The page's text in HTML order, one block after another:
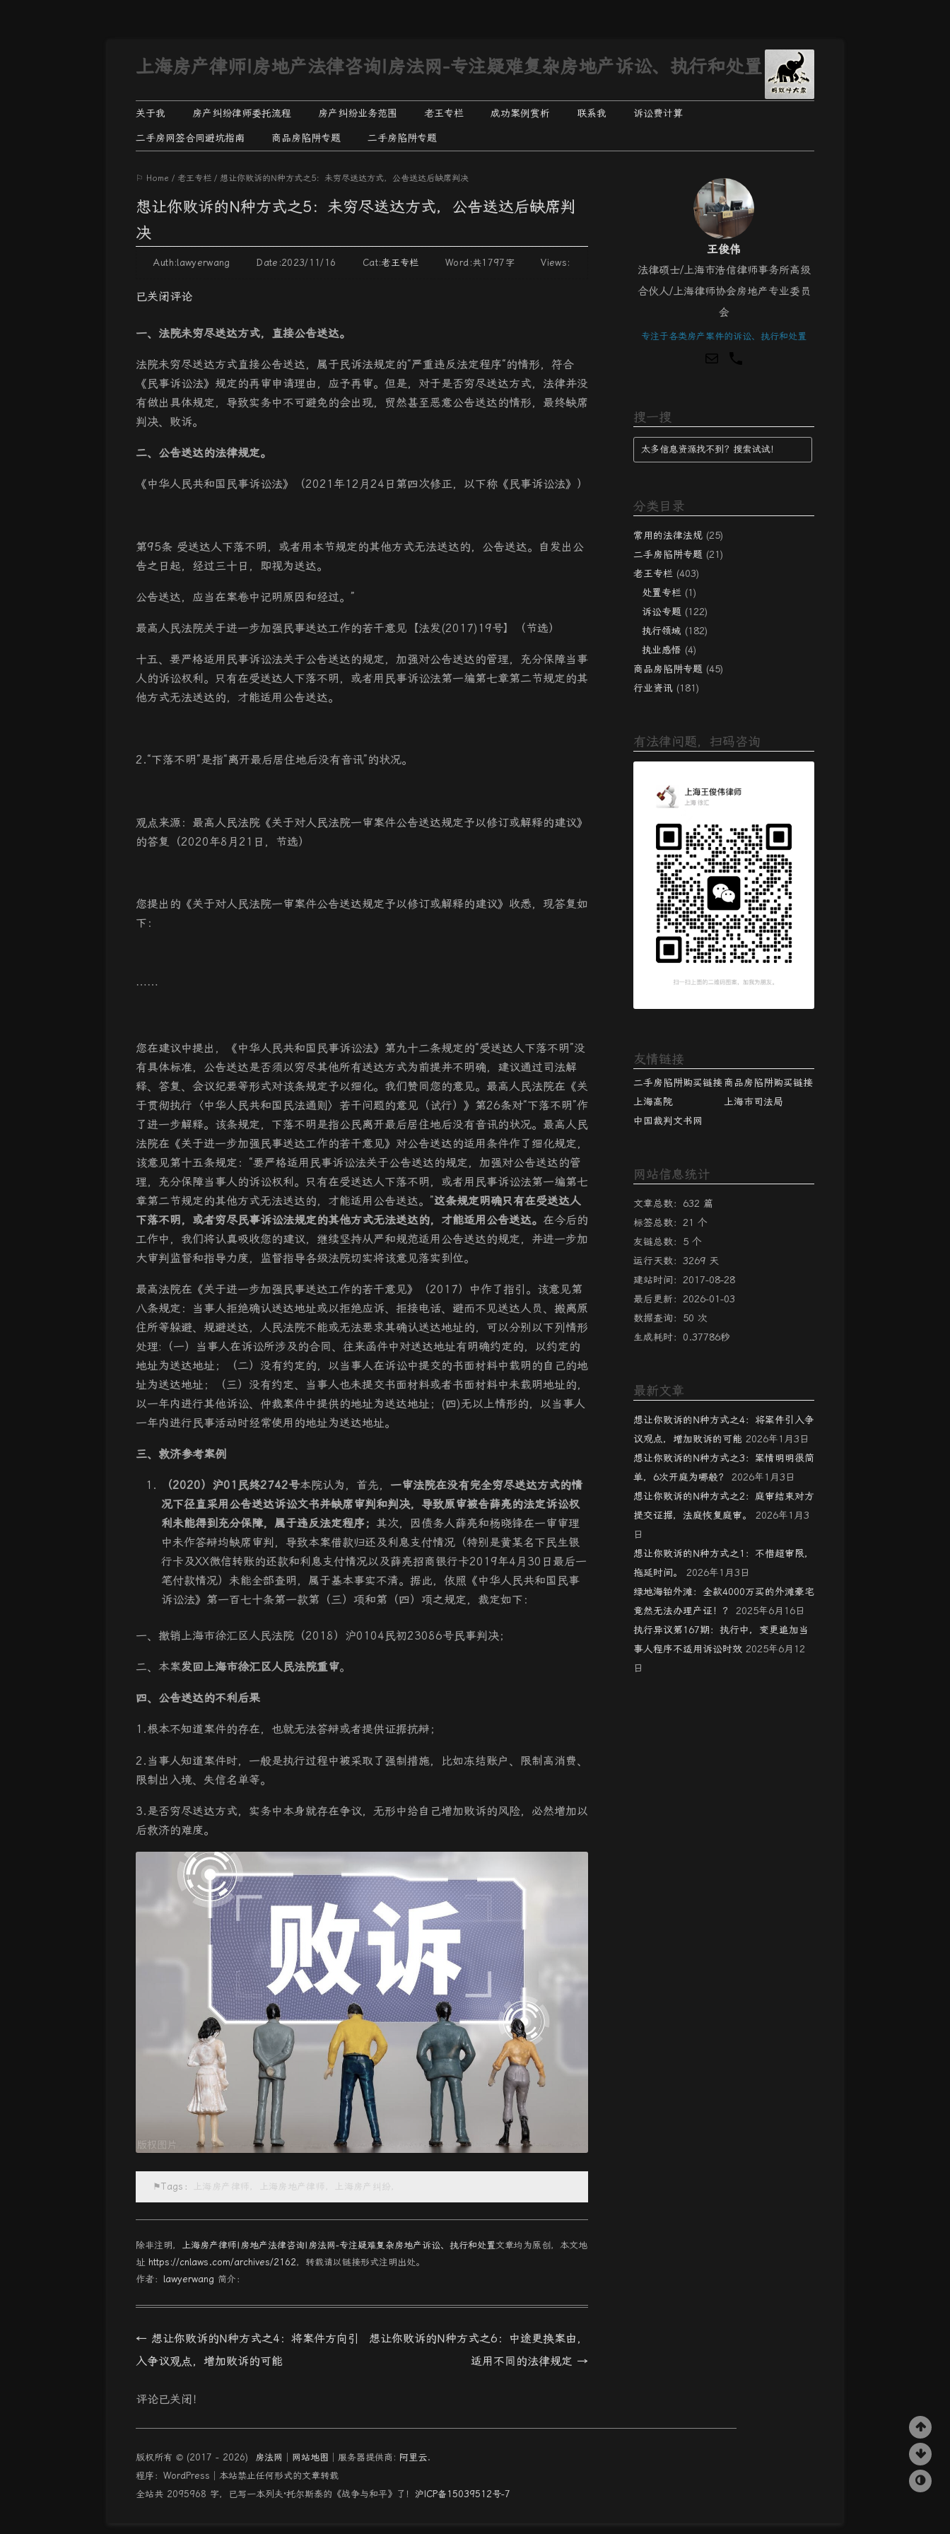
上海房产律师|房地产法律咨询|房法网-专注疑难复杂房地产诉讼、执行和处置
Skip
content
关于我 房产纠纷律师委托流程 房产纠纷业务范围 老王专栏
诉讼专题
成功案例赏析 联系我 诉讼费计算
二手房网签合同避坑指南 商品房陷阱专题 二手房陷阱专题
⚐ Home / 老王专栏 / 想让你败诉的N种方式之5：未穷尽送达方式，公告送达后缺席判决
想让你败诉的N种方式之5：未穷尽送达方式，公告送达后缺席判
决
Auth:lawyerwang Date:2023/11/16 Cat:老王专栏 Word:共1797字Views:
已关闭评论
一、法院未穷尽送达方式，直接公告送达。
法院未穷尽送达方式直接公告送达，属于民诉法规定的“严重违反法定程序“的情形，符合
《民事诉讼法》规定的再审申请理由，应予再审。但是，对于是否穷尽送达方式，法律并没
有做出具体规定，导致实务中不可避免的会出现，贸然甚至恶意公告送达的情形，最终缺席
判决、败诉。
二、公告送达的法律规定。
《中华人民共和国民事诉讼法》（2021年12月24日第四次修正，以下称《民事诉讼法》）
第95条 受送达人下落不明，或者用本节规定的其他方式无法送达的，公告送达。自发出公
告之日起，经过三十日，即视为送达。
公告送达，应当在案卷中记明原因和经过。”
最高人民法院关于进一步加强民事送达工作的若干意见【法发(2017)19号】（节选）
十五、要严格适用民事诉讼法关于公告送达的规定，加强对公告送达的管理，充分保障当事
人的诉讼权利。只有在受送达人下落不明，或者用民事诉讼法第一编第七章第二节规定的其
他方式无法送达的，才能适用公告送达。
2.“下落不明”是指“离开最后居住地后没有音讯”的状况。
观点来源：最高人民法院《关于对人民法院一审案件公告送达规定予以修订或解释的建议》
的答复（2020年8月21日，节选）
您提出的《关于对人民法院一审案件公告送达规定予以修订或解释的建议》收悉，现答复如
下：
……
您在建议中提出，《中华人民共和国民事诉讼法》第九十二条规定的“受送达人下落不明”没
有具体标准，公告送达是否须以穷尽其他所有送达方式为前提并不明确，建议通过司法解
释、答复、会议纪要等形式对该条规定予以细化。我们赞同您的意见。最高人民法院在《关
于贯彻执行〈中华人民共和国民法通则〉若干问题的意见（试行）》第26条对“下落不明”作
了进一步解释。该条规定，下落不明是指公民离开最后居住地后没有音讯的状况。最高人民
法院在《关于进一步加强民事送达工作的若干意见》对公告送达的适用条件作了细化规定，
该意见第十五条规定：“要严格适用民事诉讼法关于公告送达的规定，加强对公告送达的管
理，充分保障当事人的诉讼权利。只有在受送达人下落不明，或者用民事诉讼法第一编第七
章第二节规定的其他方式无法送达的，才能适用公告送达。”这条规定明确只有在受送达人
下落不明，或者穷尽民事诉讼法规定的其他方式无法送达的，才能适用公告送达。 在今后的
工作中，我们将认真吸收您的建议，继续坚持从严和规范适用公告送达的规定，并进一步加
大审判监督和指导力度，监督指导各级法院切实将该意见落实到位。
最高法院在《关于进一步加强民事送达工作的若干意见》（2017）中作了指引。该意见第
八条规定：当事人拒绝确认送达地址或以拒绝应诉、拒接电话、避而不见送达人员、搬离原
住所等躲避、规避送达，人民法院不能或无法要求其确认送达地址的，可以分别以下列情形
处理:（一）当事人在诉讼所涉及的合同、往来函件中对送达地址有明确约定的，以约定的
地址为送达地址；（二）没有约定的，以当事人在诉讼中提交的书面材料中载明的自己的地
址为送达地址；（三）没有约定、当事人也未提交书面材料或者书面材料中未载明地址的，
以一年内进行其他诉讼、仲裁案件中提供的地址为送达地址；(四)无以上情形的，以当事人
一年内进行民事活动时经常使用的地址为送达地址。
三、救济参考案例
（2020）沪01民终2742号本院认为，首先， 一审法院在没有完全穷尽送达方式的情
况下径直采用公告送达诉讼文书并缺席审判和判决，导致原审被告薛亮的法定诉讼权
利未能得到充分保障，属于违反法定程序； 其次，因债务人薛亮和杨晓锋在一审审理
中未作答辩均缺席审判，导致本案借款归还及利息支付情况（特别是黄某名下民生银
行卡及XX微信转账的还款和利息支付情况以及薛亮招商银行卡2019年4月30日最后一
笔付款情况）未能全部查明，属于基本事实不清。据此，依照《中华人民共和国民事
诉讼法》第一百七十条第一款第（三）项和第（四）项之规定，裁定如下：
一、撤销上海市徐汇区人民法院（2018）沪0104民初23086号民事判决；
二、本案发回上海市徐汇区人民法院重审。
四、公告送达的不利后果
1.根本不知道案件的存在，也就无法答辩或者提供证据抗辩；
2.当事人知道案件时，一般是执行过程中被采取了强制措施，比如冻结账户、限制高消费、
限制出入境、失信名单等。
3.是否穷尽送达方式，实务中本身就存在争议，无形中给自己增加败诉的风险，必然增加以
后救济的难度。
⚑Tags： 上海房产律师，上海房地产律师，上海房产纠纷，
除非注明， 上海房产律师|房地产法律咨询|房法网-专注疑难复杂房地产诉讼、执行和处置文章均为原创，本文地
址 https://cnlaws.com/archives/2162，转载请以链接形式注明出处。
作者： lawyerwang 简介：
Post
navigation
← 想让你败诉的N种方式之4：将案件方向引
入争议观点，增加败诉的可能
想让你败诉的N种方式之6：中途更换案由，
适用不同的法律规定 →
评论已关闭！
王俊伟
法律硕士/上海市浩信律师事务所高级
合伙人/上海律师协会房地产专业委员
会
专注于各类房产案件的诉讼、执行和处置
搜一搜
分类目录
常用的法律法规 (25)
二手房陷阱专题 (21)
老王专栏 (403)
处置专栏 (1)
诉讼专题 (122)
执行领域 (182)
执业感悟 (4)
商品房陷阱专题 (45)
行业资讯 (181)
有法律问题，扫码咨询
友情链接
二手房陷阱购买链接商品房陷阱购买链接
上海高院
上海市司法局
中国裁判文书网
网站信息统计
文章总数：632 篇
标签总数：21 个
友链总数：5 个
运行天数：3269 天
建站时间：2017-08-28
最后更新：2026-01-03
数据查询：50 次
生成耗时：0.37786秒
最新文章
想让你败诉的N种方式之4：将案件引入争
议观点，增加败诉的可能 2026年1月3日
想让你败诉的N种方式之3：案情明明很简
单，6次开庭为哪般？
2026年1月3日
想让你败诉的N种方式之2：庭审结束对方
提交证据，法庭恢复庭审。
2026年1月3
日
想让你败诉的N种方式之1：不惜超审限，
拖延时间。
2026年1月3日
绿地海铂外滩：全款4000万买的外滩豪宅
竟然无法办理产证！？
2025年6月16日
执行异议第167期：执行中，变更追加当
事人程序不适用诉讼时效 2025年6月12
日
版权所有 © (2017 - 2026) 房法网 网站地图 │服务器提供商: 阿里云.
程序：WordPress│本站禁止任何形式的文章转载
全站共 2095968 字，已写一本列夫·托尔斯泰的《战争与和平》了！ 沪ICP备15039512号-7